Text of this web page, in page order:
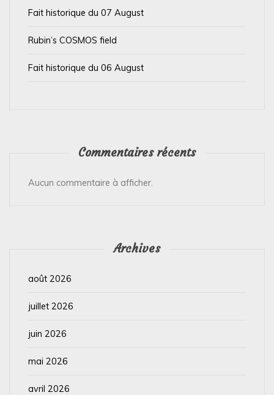
Fait historique du 07 August
Rubin’s COSMOS field
Fait historique du 06 August
Commentaires récents
Aucun commentaire à afficher.
Archives
août 2026
juillet 2026
juin 2026
mai 2026
avril 2026